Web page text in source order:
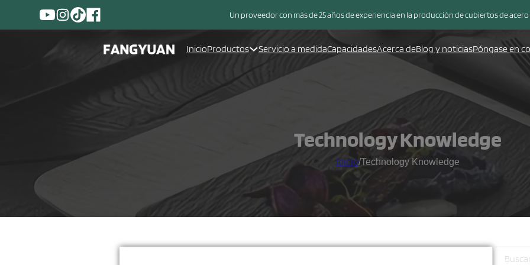
Un proveedor con más de 25 años de experiencia en la producción de cubiertos de
InicioProductos Servicio a medidaCapacidadesAcerca deBlog y noticiasPóngase en
Technology Knowledge
Inicio/Technology Knowledge